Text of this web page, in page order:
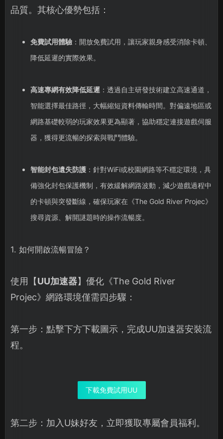
品質。其核心優勢包括：
免費試用體驗：開放免費試用，讓玩家親身感受消除卡頓、
降低延遲的實際效果。
高速專網有效降低延遲：透過自主研發技術建立高速通道，
智能選擇最佳路徑，大幅縮短資料傳輸時間。對偏遠地區或
網路基礎較弱的玩家效果更為顯著，協助穩定連接遊戲伺服
器，獲得更流暢的探索與戰鬥體驗。
智能封包遺失防護：針對WiFi或校園網路等不穩定環境，具
備強化封包保護機制，有效緩解網路波動，減少遊戲過程中
的卡頓與突發斷線，確保玩家在《The Gold River Projec》
搜尋資源、解開謎題時的操作流暢度。
1. 如何開啟流暢冒險？
使用【UU加速器】優化《The Gold River
Projec》網路環境僅需四步驟：
第一步：點擊下方下載圖示，完成UU加速器安裝流
程。
下載免費試用UU
第二步：加入U妹好友，立即獲取專屬會員福利。